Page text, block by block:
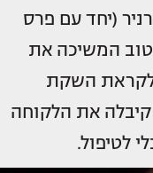
(יחד עם פרס
המשיכה את
לקראת השקת
את הלקוחה
לטיפול.